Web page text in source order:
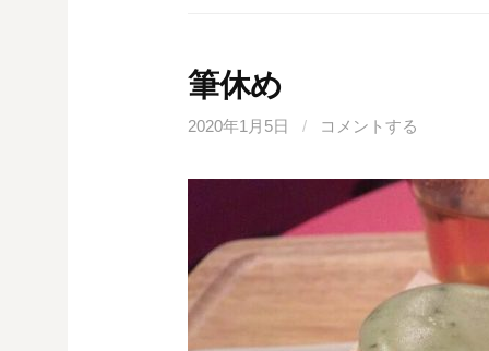
筆休め
2020年1月5日 / コメントする